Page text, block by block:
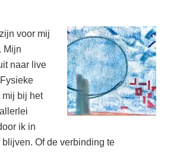
voor mij
Mijn
naar live
mij bij het
ik in
Of de verbinding te